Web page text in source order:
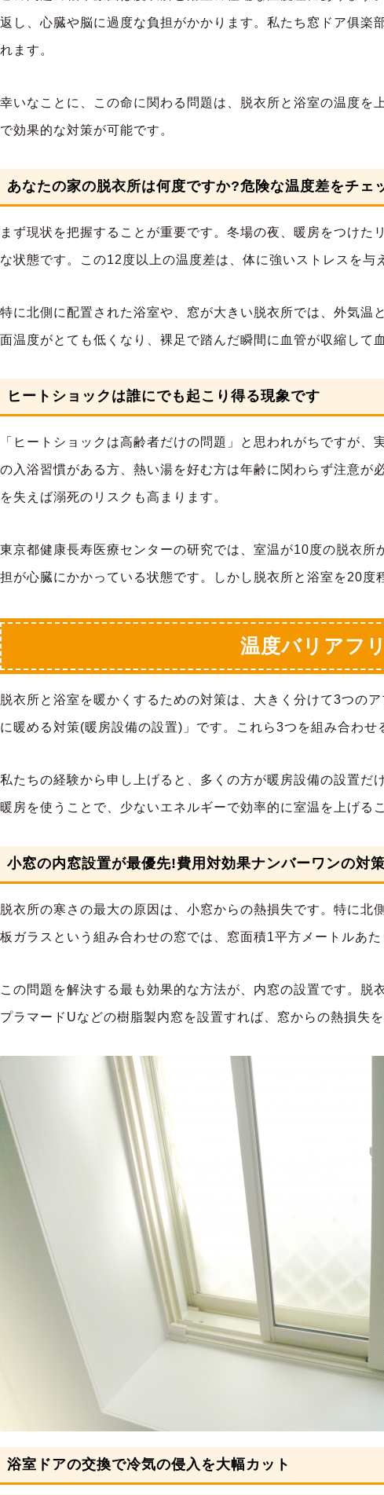
返し、心臓や脳に過度な負担がかかります。私たち窓ドア俱
れます。
幸いなことに、この命に関わる問題は、脱衣所と浴室の温度を
で効果的な対策が可能です。
あなたの家の脱衣所は何度ですか?危険な温度差をチェ
まず現状を把握することが重要です。冬場の夜、暖房をつけ
な状態です。この12度以上の温度差は、体に強いストレスを与
特に北側に配置された浴室や、窓が大きい脱衣所では、外気
面温度がとても低くなり、裸足で踏んだ瞬間に血管が収縮して
ヒートショックは誰にでも起こり得る現象です
「ヒートショックは高齢者だけの問題」と思われがちですが
の入浴習慣がある方、熱い湯を好む方は年齢に関わらず注意
を失えば溺死のリスクも高まります。
東京都健康長寿医療センターの研究では、室温が10度の脱衣
担が心臓にかかっている状態です。しかし脱衣所と浴室を20
温度バリアフ
脱衣所と浴室を暖かくするための対策は、大きく分けて3つの
に暖める対策(暖房設備の設置)」です。これら3つを組み合わ
私たちの経験から申し上げると、多くの方が暖房設備の設置
暖房を使うことで、少ないエネルギーで効率的に室温を上げる
小窓の内窓設置が最優先!費用対効果ナンバーワンの対策
脱衣所の寒さの最大の原因は、小窓からの熱損失です。特に
板ガラスという組み合わせの窓では、窓面積1平方メートルあ
この問題を解決する最も効果的な方法が、内窓の設置です。
プラマードUなどの樹脂製内窓を設置すれば、窓からの熱損失
浴室ドアの交換で冷気の侵入を大幅カット